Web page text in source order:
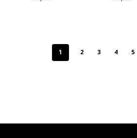
1 2 3 4 5